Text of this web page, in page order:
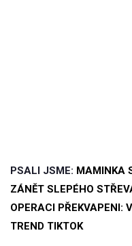
PSALI JSME: MAMINKA
ZÁNĚT SLEPÉHO
OPERACI PŘEKVAPENI:
TREND TIKTOK